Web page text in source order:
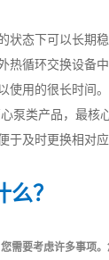
状态下可以长期
热循环交换设备
使用的很长时间
泵类产品，最
于及时更换相对应
？
需要考虑许多事项